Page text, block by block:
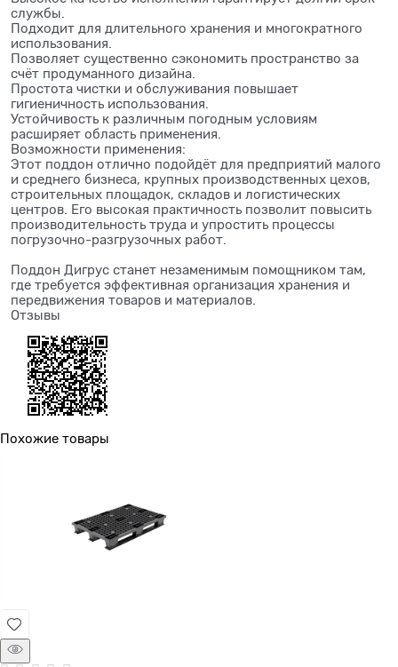
службы.
Подходит для длительного хранения и многократного
использования.
Позволяет существенно сэкономить пространство за
счёт продуманного дизайна.
Простота чистки и обслуживания повышает
гигиеничность использования.
Устойчивость к различным погодным условиям
расширяет область применения.
Возможности применения:
Этот поддон отлично подойдёт для предприятий малого
и среднего бизнеса, крупных производственных цехов,
строительных площадок, складов и логистических
центров. Его высокая практичность позволит повысить
производительность труда и упростить процессы
погрузочно-разгрузочных работ.
Поддон Дигрус станет незаменимым помощником там,
где требуется эффективная организация хранения и
передвижения товаров и материалов.
Отзывы
Похожие товары